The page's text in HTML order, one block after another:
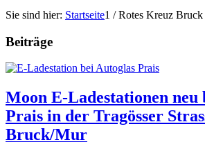
Sie sind hier: Startseite1 / Rotes Kreuz
Beiträge
Moon E-Ladestationen neu
Prais in der Tragösser
Bruck/Mur